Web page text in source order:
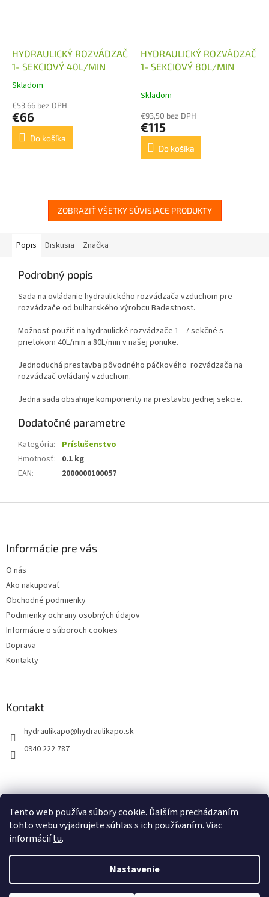
Tento web používa súbory cookie. Ďalším prechádzaním
tohto webu vyjadrujete súhlas s ich používaním. Viac
informáciítu.
Nastavenie
HYDRAULICKÝ ROZVÁDZAČ
1- SEKCIOVÝ 40L/MIN
Priemerné
produktu
je
5,0
Skladom
€53,66 bez DPH
€66
Do košíka
HYDRAULICKÝ ROZVÁDZAČ
1- SEKCIOVÝ 80L/MIN
Skladom
€93,50 bez DPH
€115
Do košíka
ZOBRAZIŤ VŠETKY SÚVISIACE PRODUKTY
Popis Diskusia Značka
Podrobný popis
Sada na ovládanie hydraulického rozvádzača vzduchom pre
rozvádzače od bulharského výrobcu Badestnost.
Možnosť použiť na hydraulické rozvádzače 1 - 7 sekčné s
prietokom 40L/min a 80L/min v našej ponuke.
Jednoduchá prestavba pôvodného páčkového rozvádzača na
rozvádzač ovládaný vzduchom.
Jedna sada obsahuje komponenty na prestavbu jednej sekcie.
Dodatočné parametre
Kategória:
Príslušenstvo
Hmotnosť: 0.1 kg
EAN: 2000000100057
Informácie pre vás
O nás
Ako nakupovať
Obchodné podmienky
Podmienky ochrany osobných údajov
Informácie o súboroch cookies
Doprava
Kontakty
Kontakt
hydraulikapo@hydraulikapo.sk
0940 222 787
Vytvoril Shoptet